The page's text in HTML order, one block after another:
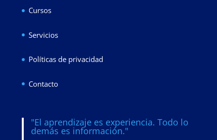
Cursos
Servicios
Políticas de privacidad
Contacto
"El aprendizaje es experiencia. Todo lo
demás es información."